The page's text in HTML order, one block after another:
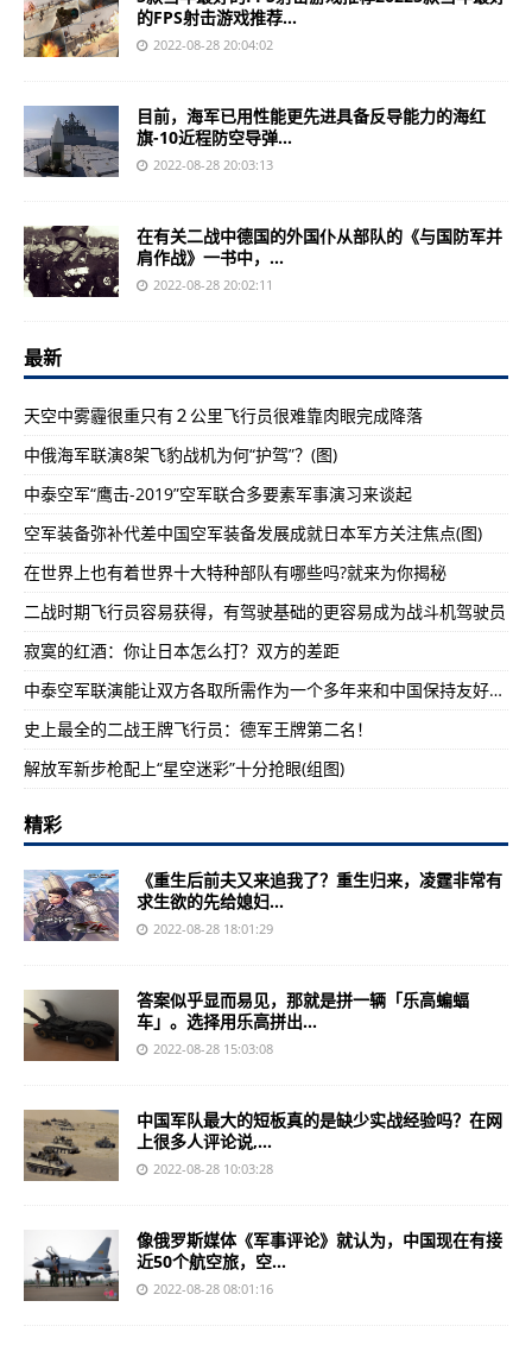
的FPS射击游戏推荐...
2022-08-28 20:04:02
目前，海军已用性能更先进具备反导能力的海红
旗-10近程防空导弹...
2022-08-28 20:03:13
在有关二战中德国的外国仆从部队的《与国防军并
肩作战》一书中，...
2022-08-28 20:02:11
最新
天空中雾霾很重只有２公里飞行员很难靠肉眼完成降落
中俄海军联演8架飞豹战机为何“护驾”？(图)
中泰空军“鹰击-2019”空军联合多要素军事演习来谈起
空军装备弥补代差中国空军装备发展成就日本军方关注焦点(图)
在世界上也有着世界十大特种部队有哪些吗?就来为你揭秘
二战时期飞行员容易获得，有驾驶基础的更容易成为战斗机驾驶员
寂寞的红酒：你让日本怎么打？双方的差距
中泰空军联演能让双方各取所需作为一个多年来和中国保持友好关系的国家
史上最全的二战王牌飞行员：德军王牌第二名！
解放军新步枪配上“星空迷彩”十分抢眼(组图)
精彩
《重生后前夫又来追我了？重生归来，凌霆非常有
求生欲的先给媳妇...
2022-08-28 18:01:29
答案似乎显而易见，那就是拼一辆「乐高蝙蝠
车」。选择用乐高拼出...
2022-08-28 15:03:08
中国军队最大的短板真的是缺少实战经验吗？在网
上很多人评论说,...
2022-08-28 10:03:28
像俄罗斯媒体《军事评论》就认为，中国现在有接
近50个航空旅，空...
2022-08-28 08:01:16